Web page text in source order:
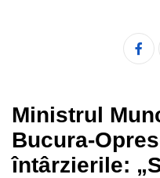
Ministrul
Bucura-
întârzierile: